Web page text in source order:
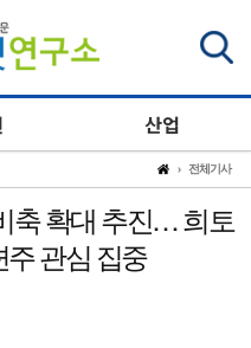
산업
전체기사
축 확대 추진… 희토
관심 집중
검색